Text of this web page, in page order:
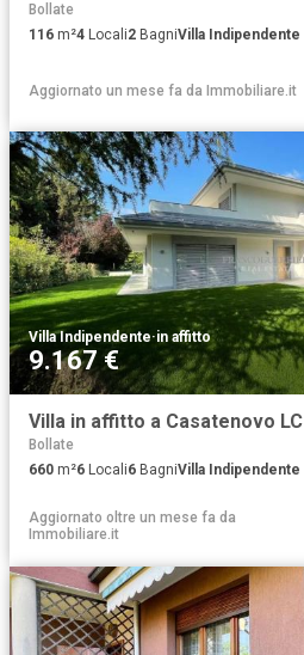
Bollate
116 m²4 Locali2 BagniVilla Indipendente
Aggiornato un mese fa da Immobiliare.it
Villa Indipendente·in affitto
9.167 €
Villa in affitto a Casatenovo LC
Bollate
660 m²6 Locali6 BagniVilla Indipendente
Aggiornato oltre un mese fa da
Immobiliare.it